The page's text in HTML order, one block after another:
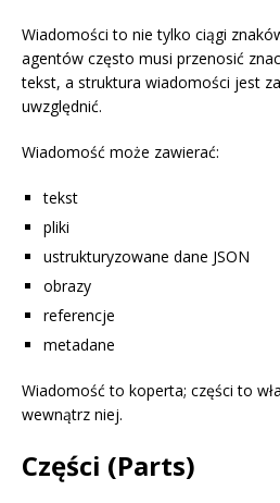
Wiadomości to nie tylko ciągi
agentów często musi przenosić
tekst, a struktura wiadomości jest
uwzględnić.
Wiadomość może zawierać:
tekst
pliki
ustrukturyzowane dane JSON
obrazy
referencje
metadane
Wiadomość to koperta; części to
wewnątrz niej.
Części (Parts)